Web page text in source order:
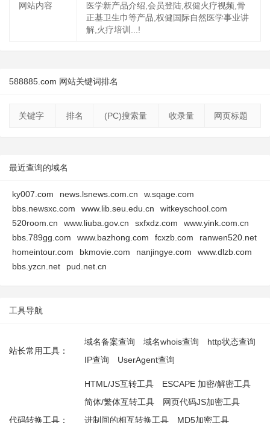
网站内容
医学新产品介绍,会员登陆,权健火疗视频,骨
正基卫生巾等产品,权健国际自然医学事业讲
解,火疗培训...!
588885.com 网站关键词排名
关键字 排名 (PC)搜索量 收录量 网页标题
最近查询的域名
ky007.com news.lsnews.com.cn
w.sqage.com
bbs.newsxc.com
www.lib.seu.edu.cn
witkeyschool.com
520room.cn
www.liuba.gov.cn sxfxdz.com
www.yink.com.cn
bbs.789gg.com
www.bazhong.com fcxzb.com
ranwen520.net
homeintour.com
bkmovie.com nanjingye.com
www.dlzb.com
bbs.yzcn.net
pud.net.cn
工具导航
站长常用工具：
域名备案查询 域名whois查询
http状态查询
IP查询
UserAgent查询
代码转换工具：
HTML/JS互转工具
ESCAPE 加密/解密工具
简体/繁体互转工具
网页代码JS加密工具
进制间的相互转换工具
MD5加密工具